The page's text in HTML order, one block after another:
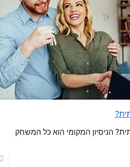
הניסיון המקומי הוא כל המשחק